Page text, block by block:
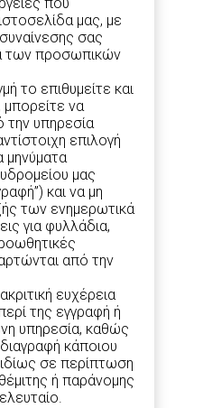
που
μας, με
σας
των προσωπικών
το επιθυμείτε και
να
την υπηρεσία
επιλογή
μηνύματα
μας
και να μη
των ενημερωτικά
για φυλλάδια,
από την
ευχέρεια
της εγγραφή ή
υπηρεσία, καθώς
κάποιου
σε περίπτωση
ή παράνομης